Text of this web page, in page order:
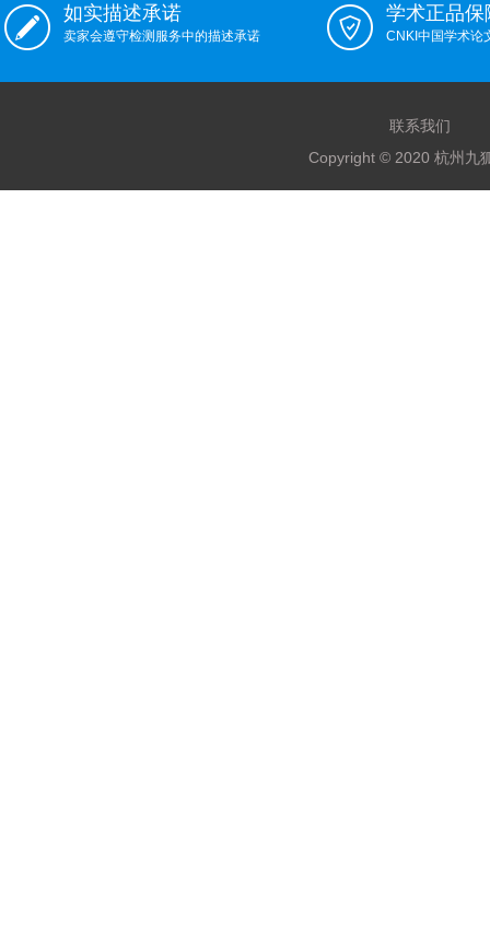
如实描述承诺
卖家会遵守检测服务中的描述承诺
学术正品保
CNKI中国学术论
联系我们
Copyright © 2020 杭州九